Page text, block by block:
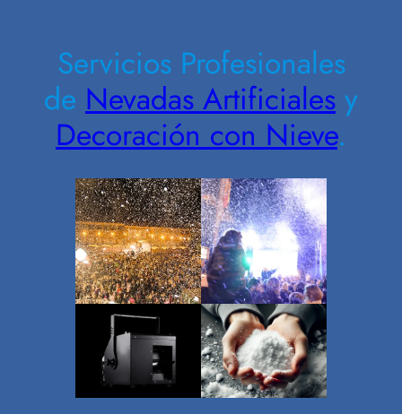
Servicios Profesionales
de Nevadas Artificiales y
Decoración con Nieve.